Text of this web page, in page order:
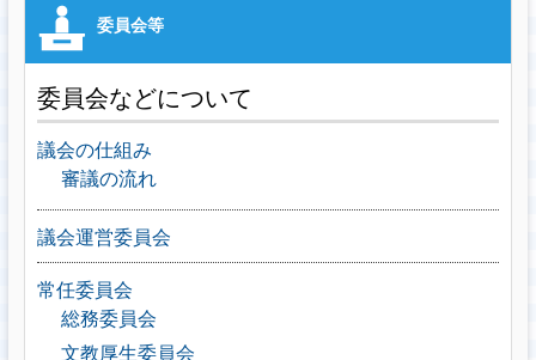
委員会などについて
議会の仕組み
審議の流れ
議会運営委員会
常任委員会
総務委員会
文教厚生委員会